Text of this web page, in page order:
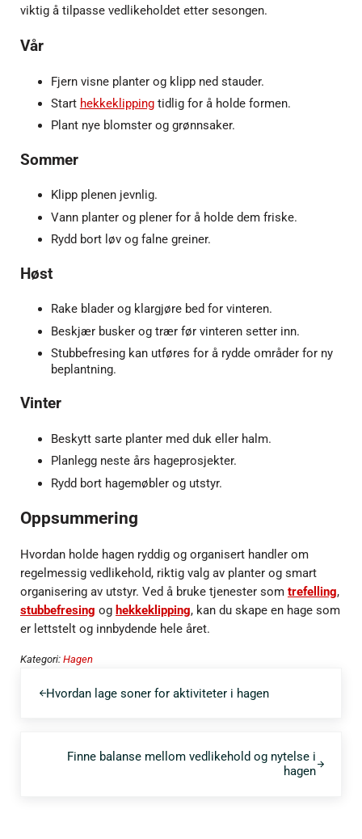
viktig å tilpasse vedlikeholdet etter sesongen.
Vår
Fjern visne planter og klipp ned stauder.
Start hekkeklippingtidlig for å holde formen.
Plant nye blomster og grønnsaker.
Sommer
Klipp plenen jevnlig.
Vann planter og plener for å holde dem friske.
Rydd bort løv og falne greiner.
Høst
Rake blader og klargjøre bed for vinteren.
Beskjær busker og trær før vinteren setter inn.
Stubbefresing kan utføres for å rydde områder for ny
beplantning.
Vinter
Beskytt sarte planter med duk eller halm.
Planlegg neste års hageprosjekter.
Rydd bort hagemøbler og utstyr.
Oppsummering
Hvordan holde hagen ryddig og organisert handler om
regelmessig vedlikehold, riktig valg av planter og smart
organisering av utstyr. Ved å bruke tjenester som trefelling,
stubbefresing og hekkeklipping, kan du skape en hage som
er lettstelt og innbydende hele året.
Kategori: Hagen
Hvordan lage soner for aktiviteter i hagen
Finne balanse mellom vedlikehold og nytelse i
hagen